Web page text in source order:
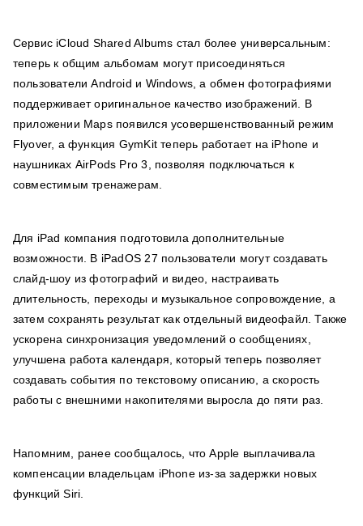
Сервис iCloud Shared Albums стал более универсальным:
теперь к общим альбомам могут присоединяться
пользователи Android и Windows, а обмен фотографиями
поддерживает оригинальное качество изображений. В
приложении Maps появился усовершенствованный режим
Flyover, а функция GymKit теперь работает на iPhone и
наушниках AirPods Pro 3, позволяя подключаться к
совместимым тренажерам.
Для iPad компания подготовила дополнительные
возможности. В iPadOS 27 пользователи могут создавать
слайд-шоу из фотографий и видео, настраивать
длительность, переходы и музыкальное сопровождение, а
затем сохранять результат как отдельный видеофайл. Также
ускорена синхронизация уведомлений о сообщениях,
улучшена работа календаря, который теперь позволяет
создавать события по текстовому описанию, а скорость
работы с внешними накопителями выросла до пяти раз.
Напомним, ранее сообщалось, что Apple выплачивала
компенсации владельцам iPhone из-за задержки новых
функций Siri.